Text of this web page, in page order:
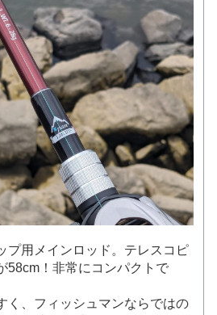
プ用メインロッド。テレスコピ
58cm！非常にコンパクトで
く、フィッシュマンならではの